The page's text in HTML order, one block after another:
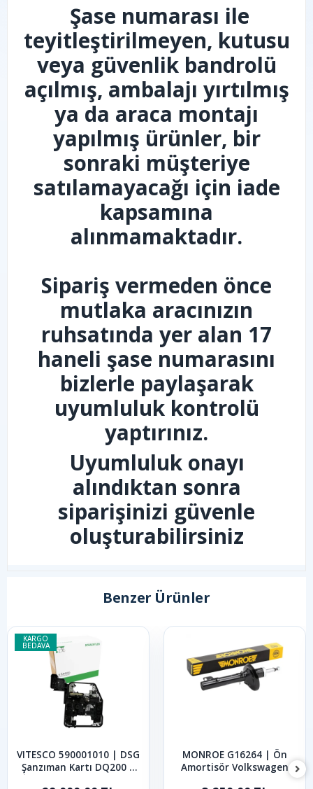
Şase numarası ile
teyitleştirilmeyen, kutusu
veya güvenlik bandrolü
açılmış, ambalajı yırtılmış
ya da araca montajı
yapılmış ürünler, bir
sonraki müşteriye
satılamayacağı için iade
kapsamına
alınmamaktadır.
Sipariş vermeden önce
mutlaka aracınızın
ruhsatında yer alan 17
haneli şase numarasını
bizlerle paylaşarak
uyumluluk kontrolü
yaptırınız.
Uyumluluk onayı
alındıktan sonra
siparişinizi güvenle
oluşturabilirsiniz
Benzer Ürünler
KARGO
BEDAVA
VITESCO 590001010 | DSG
Şanzıman Kartı DQ200 7
MONROE G16264 | Ön
Amortisör Volkswagen